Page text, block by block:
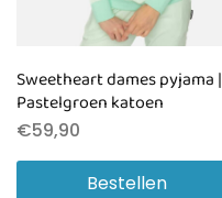
Sweetheart dames pyjama |
Pastelgroen katoen
€59,90
Bestellen